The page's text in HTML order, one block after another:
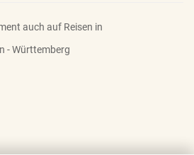
auch auf Reisen in
- Württemberg